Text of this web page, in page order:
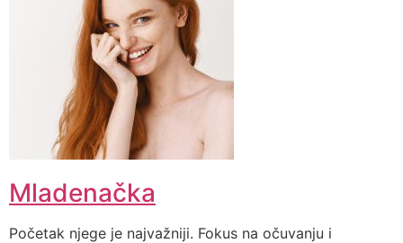
Mladenačka
Početak njege je najvažniji. Fokus na očuvanju i